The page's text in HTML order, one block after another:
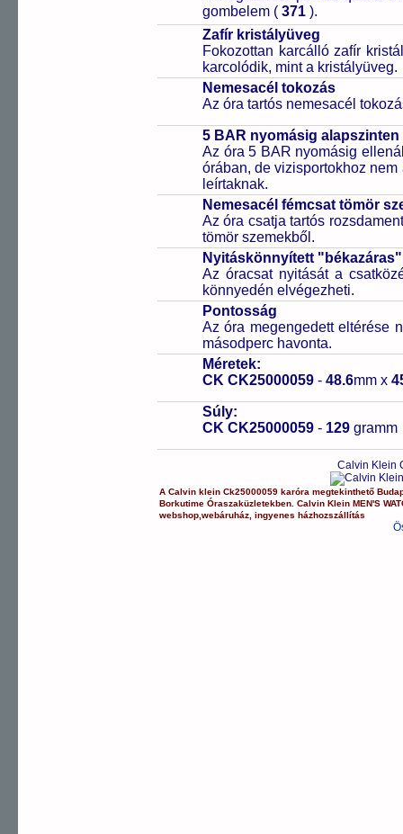
gombelem ( 371 ).
Zafír kristályüveg
Fokozottan karcálló zafír
karcolódik, mint a kristályüveg.
Nemesacél tokozás
Az óra tartós nemesacél
5 BAR nyomásig alapszinten
Az óra 5 BAR nyomásig
órában, de vizisportokhoz
leírtaknak.
Nemesacél fémcsat tömör
Az óra csatja tartós
tömör szemekből.
Nyitáskönnyített
Az óracsat nyitását a
könnyedén elvégezheti.
Pontosság
Az óra megengedett eltérése
másodperc havonta.
Méretek:
CK CK25000059 - 48.6mm x
Súly:
CK CK25000059 - 129 gramm
Calvin Klein
ACalvin klein Ck25000059 karóra megtekinthető
Borkutime Óraszaküzletekben.Calvin Klein MEN'S
webshop ,webáruház ,ingyenes házhozszállítás